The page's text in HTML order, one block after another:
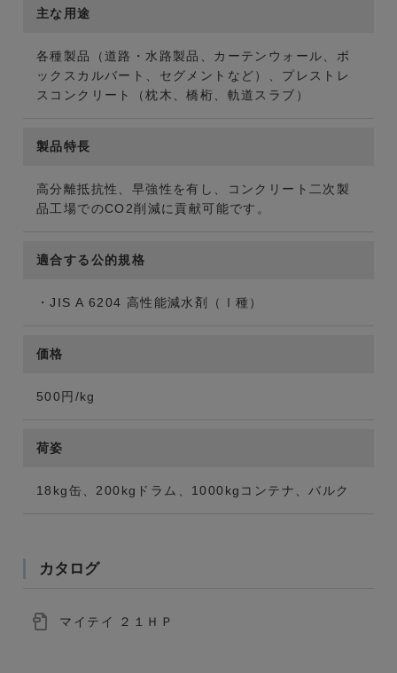
主な用途
各種製品（道路・水路製品、カーテンウォール、ボ
ックスカルバート、セグメントなど）、プレストレ
スコンクリート（枕木、橋桁、軌道スラブ）
製品特長
高分離抵抗性、早強性を有し、コンクリート二次製
品工場でのCO2削減に貢献可能です。
適合する公的規格
・JIS A 6204 高性能減水剤（Ⅰ種）
価格
500円/kg
荷姿
18kg缶、200kgドラム、1000kgコンテナ、バルク
カタログ
マイテイ ２１ＨＰ